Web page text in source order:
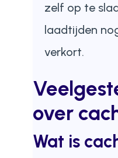
zelf op te
laadtijden
verkort.
over
Wat is